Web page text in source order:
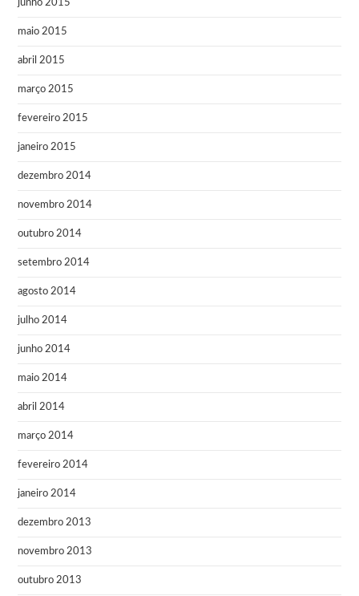
junho 2015
maio 2015
abril 2015
março 2015
fevereiro 2015
janeiro 2015
dezembro 2014
novembro 2014
outubro 2014
setembro 2014
agosto 2014
julho 2014
junho 2014
maio 2014
abril 2014
março 2014
fevereiro 2014
janeiro 2014
dezembro 2013
novembro 2013
outubro 2013